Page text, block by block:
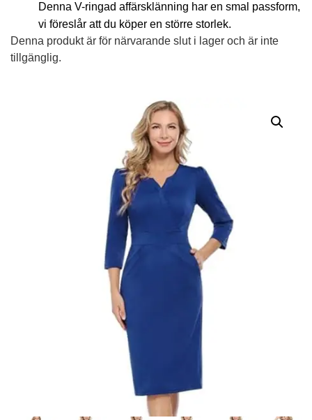
Denna V-ringad affärsklänning har en smal passform,
vi föreslår att du köper en större storlek.
Denna produkt är för närvarande slut i lager och är inte
tillgänglig.